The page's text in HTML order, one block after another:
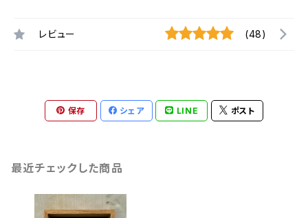
レビュー (48)
保存 シェア LINE ポスト
最近チェックした商品